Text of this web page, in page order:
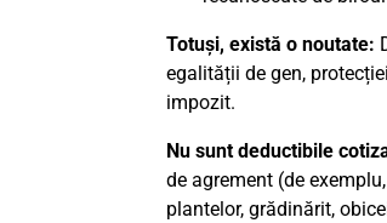
Totuși, există o noutate:
egalității de gen,
impozit.
Nu sunt deductibile
de agrement (de
plantelor, grădinărit,